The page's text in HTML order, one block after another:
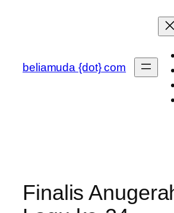
beliamuda {dot} com
Finalis